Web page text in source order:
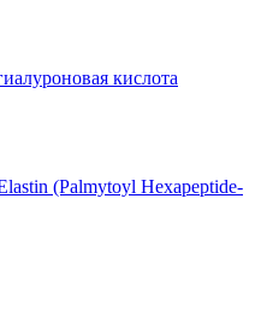
кислота
(Palmytoyl Hexapeptide-